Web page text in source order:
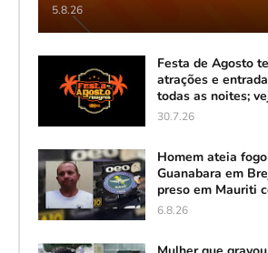
5.8.26
Festa de Agosto
atrações e
todas as noites;
30.7.26
Homem ateia
Guanabara em
preso em Mauriti
6.8.26